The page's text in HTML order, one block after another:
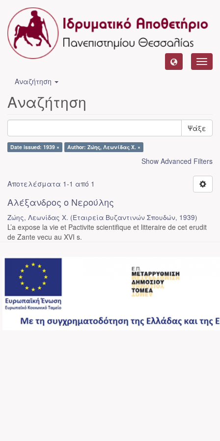
Αναζήτηση
Αναζήτηση
Ψάξε
Date issued: 1939 × Author: Ζώης, Λεωνίδας Χ. ×
Show Advanced Filters
Αποτελέσματα 1-1 από 1
Αλέξανδρος ο Νερούλης
Ζώης, Λεωνίδας Χ. (Εταιρεία Βυζαντινών Σπουδών, 1939)
L’a expose la vie et Pactivite scientifique et litteraire de cet erudit
de Zante vecu au XVI s.